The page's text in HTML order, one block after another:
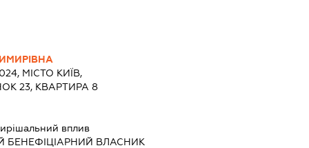
МІСТО КИЇВ,
23, КВАРТИРА 8
вплив
БЕНЕФІЦІАРНИЙ ВЛАСНИК